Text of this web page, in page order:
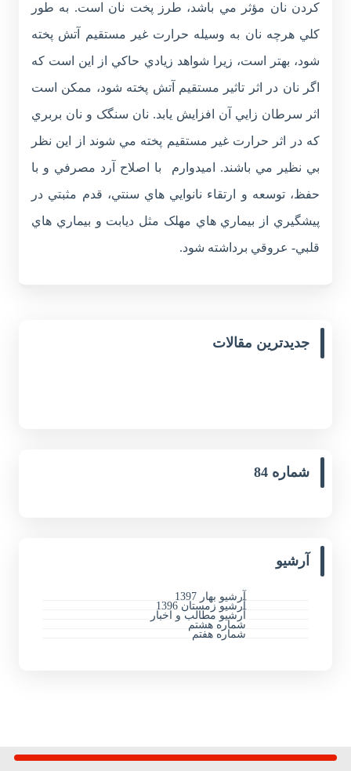
کردن نان مؤثر مي باشد، طرز پخت نان است. به طور
کلي هرچه نان به وسيله حرارت غير مستقيم آتش پخته
شود، بهتر است، زيرا شواهد زيادي حاکي از اين است که
اگر نان در اثر تاثير مستقيم آتش پخته شود، ممکن است
اثر سرطان زايي آن افزايش يابد. نان سنگک و نان بربري
که در اثر حرارت غير مستقيم پخته مي شوند از اين نظر
بي نظير مي باشند. اميدوارم با اصلاح آرد مصرفي و با
حفظ، توسعه و ارتقاء نانوايي هاي سنتي، قدم مثبتي در
پيشگيري از بيماري هاي مهلک مثل ديابت و بيماري هاي
قلبي- عروقي برداشته شود.
جدیدترین مقالات
شماره 84
آرشیو
آرشیو بهار 1397
آرشیو زمستان 1396
آرشیو مطالب و اخبار
شماره هشتم
شماره هفتم